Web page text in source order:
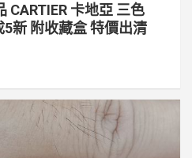
CARTIER 卡地亞 三色
新 附收藏盒 特價出清